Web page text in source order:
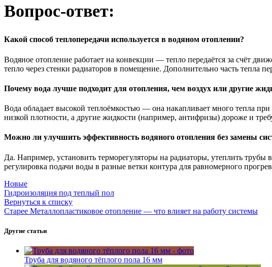
Вопрос-ответ:
Какой способ теплопередачи используется в водяном отоплении?
Водяное отопление работает на конвекции — тепло передаётся за счёт
тепло через стенки радиаторов в помещение. Дополнительно часть тепла
Почему вода лучше подходит для отопления, чем воздух или другие
Вода обладает высокой теплоёмкостью — она накапливает много тепла
низкой плотности, а другие жидкости (например, антифризы) дороже и
Можно ли улучшить эффективность водяного отопления без замены
Да. Например, установить терморегуляторы на радиаторы, утеплить
регулировка подачи воды в разные ветки контура для равномерного
Новые
Гидроизоляция под теплый пол
Вернуться к списку
Старее Металлопластиковое отопление — что влияет на работу системы
Другие статьи
Труба для водяного тёплого пола 16 мм